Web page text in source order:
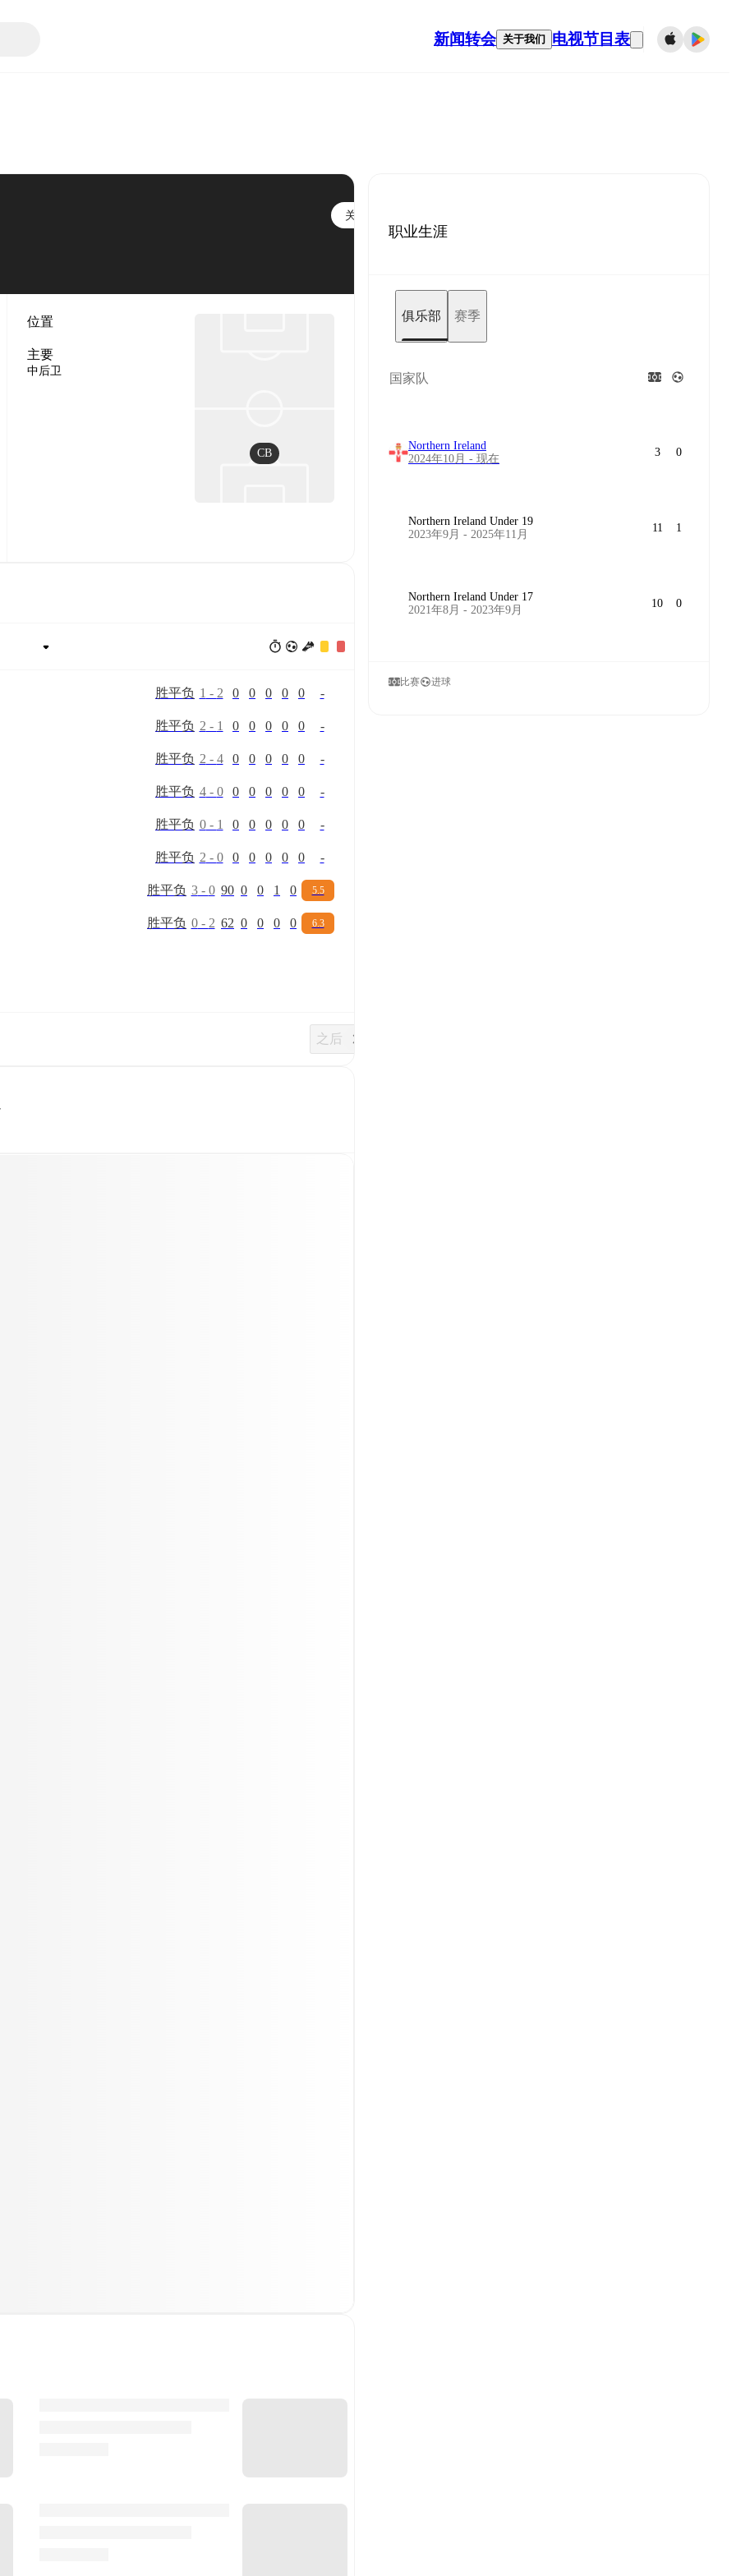
新闻转会 关于我们 电视节目表
关注
位置
主要
中后卫
CB
胜平负 1 - 2 0 0 0 0 0 -
胜平负 2 - 1 0 0 0 0 0 -
胜平负 2 - 4 0 0 0 0 0 -
胜平负 4- 0 0 0 0 0 0 -
胜平负 0- 1 0 0 0 0 0 -
胜平负 2 - 0 0 0 0 0 0 -
胜平负 3- 0 90 0 0 1 0 5.5
胜平负 0- 2 62 0 0 0 0 6.3
之后
职业生涯
俱乐部 赛季
国家队
Northern Ireland
2024年10月 - 现在
3 0
Northern Ireland Under 19
2023年9月 - 2025年11月
11 1
Northern Ireland Under 17
2021年8月 - 2023年9月
10 0
比赛 进球